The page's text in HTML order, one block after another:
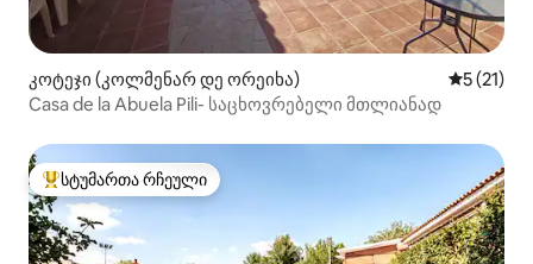
კოტეჯი (კოლმენარ დე ორეიხა) საშუალო
5 (21)
Casa de la Abuela Pili- საცხოვრებელი მთლიანად
სტუმართა რჩეული მოწინავე ვარიანტი
სტუმართა რჩეული